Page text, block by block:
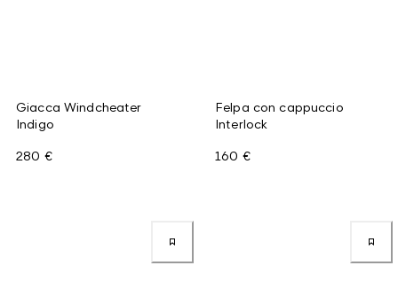
Giacca Windcheater
Indigo
280 €
Felpa con cappuccio
Interlock
160 €